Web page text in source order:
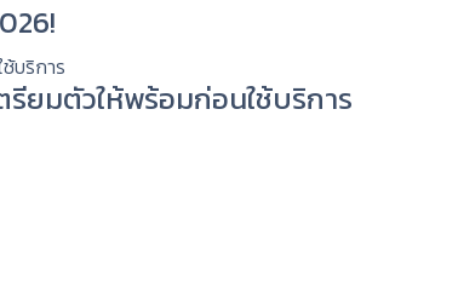
รียมตัวให้พร้อมก่อนใช้บริการ